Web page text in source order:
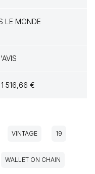
LE MONDE
516,66 €
VINTAGE 19
WALLET ON CHAIN